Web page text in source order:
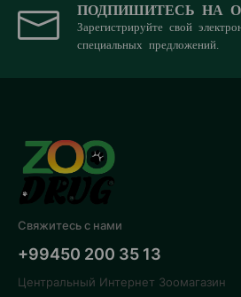
ПОДПИШИТЕСЬ НА
Зарегистрируйте свой
специальных предложений.
Свяжитесь с нами
+99450 200 35 13
Центральный Интернет Зоомагазин